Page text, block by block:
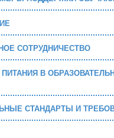
СОТРУДНИЧЕСТВО
В
СТАНДАРТЫ И